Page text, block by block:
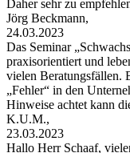
Daher sehr zu
Jörg Beckmann,
24.03.2023
Das Seminar
praxisorientiert und
vielen Beratungsfällen.
„Fehler“ in den
Hinweise achtet kann
K.U.M.,
23.03.2023
Hallo Herr Schaaf,